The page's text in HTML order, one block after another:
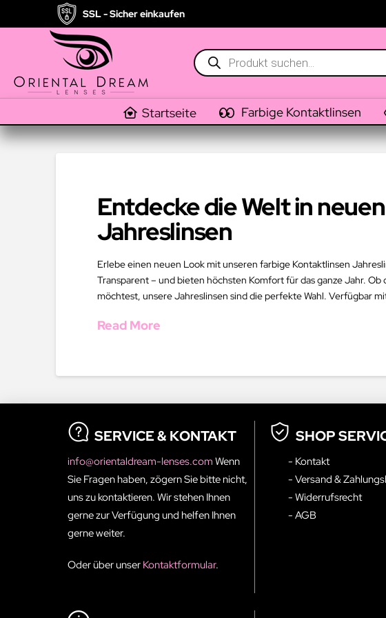
SSL - Sicher einkaufen
Products
search
Startseite Farbige Kontaktlinsen
Entdecke die Welt in
Jahreslinsen
Erlebe einen neuen Look mit unseren farbige Kontaktlinsen
Transparent – und bieten höchsten Komfort für das ganze Jahr.
möchtest, unsere Jahreslinsen sind die perfekte Wahl. Verfügbar
Read More
SERVICE & KONTAKT
info@orientaldream-lenses.comWenn
Sie Fragen haben, zögern Sie bitte nicht,
uns zu kontaktieren. Wir stehen Ihnen
gerne zur Verfügung und helfen Ihnen
gerne weiter.
Oder über unserKontaktformular.
SHOP
- Kontakt
- Versand &
- Widerrufsrecht
- AGB